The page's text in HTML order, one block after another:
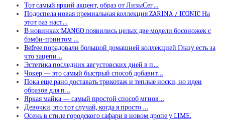
Тот самый яркий акцент, образ от ЛизыСег…
Подоспела новая премиальная коллекция ZARINA / ICONIC На
этот раз наст…
В новинках MANGO появились целых две модели босоножек с
бэмби-принтом …
Befree порадовали большой домашней коллекцией Глазу есть за
что зацепи…
Эстетика последних августовских дней в п…
Чокер — это самый быстрый способ добавит…
Пока еще рано доставать трикотаж и теплые носки, но идеи
образов для п…
Яркая майка — самый простой способ мгнов…
Девочки, это тот случай, когда я просто …
Осень в стиле городского сафари в новом дропе у LIME.